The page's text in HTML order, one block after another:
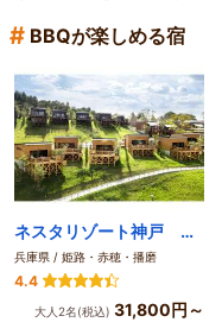
# BBQが楽しめる宿
ネスタリゾート神戸 ＧＬＡＭＰ ＢＢＱ ＰＡＲＫ
兵庫県 / 姫路・赤穂・播磨
4.4
大人2名(税込) 31,800円～